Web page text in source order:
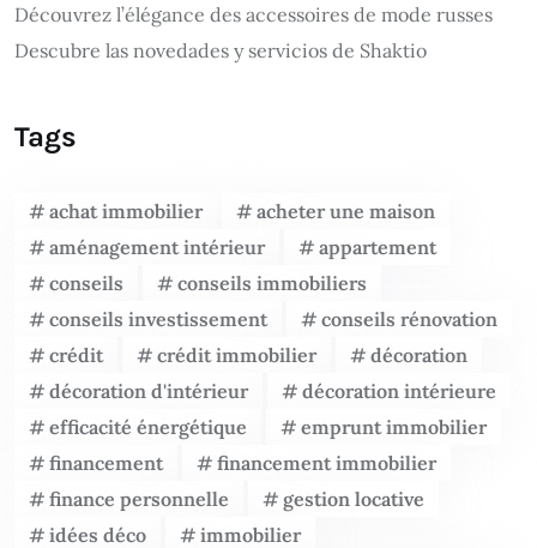
Découvrez l’élégance des accessoires de mode russes
Descubre las novedades y servicios de Shaktio
Tags
achat immobilier
acheter une maison
aménagement intérieur
appartement
conseils
conseils immobiliers
conseils investissement
conseils rénovation
crédit
crédit immobilier
décoration
décoration d'intérieur
décoration intérieure
efficacité énergétique
emprunt immobilier
financement
financement immobilier
finance personnelle
gestion locative
idées déco
immobilier